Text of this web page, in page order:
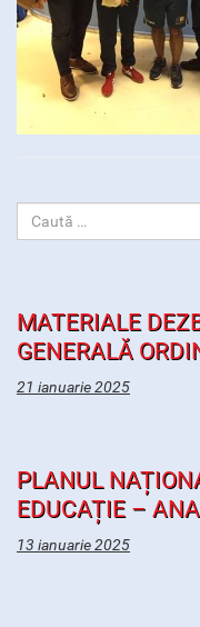
MATERIALE
GENERALĂ
21 ianuarie 2025
PLANUL
EDUCAȚIE –
13 ianuarie 2025